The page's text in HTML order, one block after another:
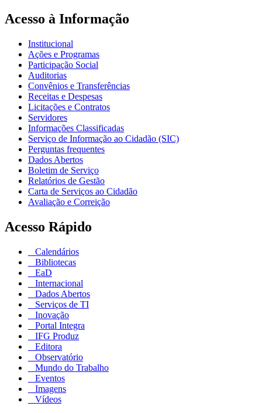
Acesso à Informação
Institucional
Ações e Programas
Participação Social
Auditorias
Convênios e Transferências
Receitas e Despesas
Licitações e Contratos
Servidores
Informações Classificadas
Serviço de Informação ao Cidadão (SIC)
Perguntas frequentes
Dados Abertos
Boletim de Serviço
Relatórios de Gestão
Carta de Serviços ao Cidadão
Avaliação e Correição
Acesso Rápido
Calendários
Bibliotecas
EaD
Internacional
Dados Abertos
Serviços de TI
Inovação
Portal Integra
IFG Produz
Editora
Observatório
Mundo do Trabalho
Eventos
Imagens
Vídeos